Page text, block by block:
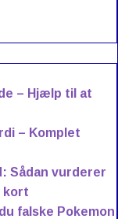
– Hjælp til at
– Komplet
Sådan vurderer
kort
falske Pokemon